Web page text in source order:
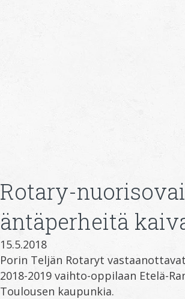
Rotary-
äntäperheitä
15.5.2018
Porin Teljän Rotaryt
2018-2019 vaihto-oppilaan Etelä-
Toulousen kaupunkia.